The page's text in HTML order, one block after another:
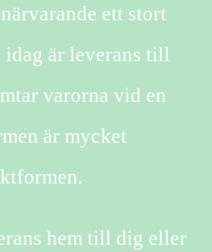
ett stort
är leverans till
varorna vid en
är mycket
hem till dig eller